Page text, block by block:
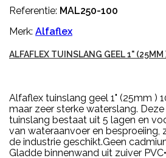
Referentie: MAL250-100
Merk: Alfaflex
ALFAFLEX TUINSLANG GEEL 1" (25MM
Alfaflex tuinslang geel 1" (25mm )
maar zeer sterke waterslang.
tuinslang bestaat uit 5 lagen en
van wateraanvoer en besproeiing,
de industrie geschikt.Geen
Gladde binnenwand uit zuiver